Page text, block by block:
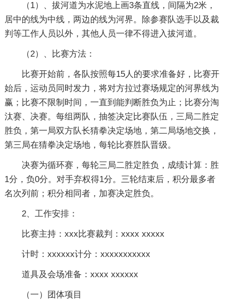
（1）、拔河道为水泥地上画3条直线，间隔为2米，
居中的线为中线，两边的线为河界。除参赛队选手以及裁
判等工作人员以外，其他人员一律不得进入拔河道。
（2）、比赛方法：
比赛开始前，各队按照每15人的要求准备好，比赛开
始后，运动员同时发力，将对方拉过赛场规定的河界线为
赢；比赛不限制时间，一直到能判断胜负为止；比赛分淘
汰赛、决赛。每组两队，抽签决定比赛队伍，三局二胜定
胜负，第一局双方队长猜拳决定场地，第二局场地交换，
第三局在猜拳决定场地，每轮比赛胜队晋级。
决赛为循环赛，每轮三局二胜定胜负，成绩计算：胜
1分，负0分。对手弃权得1分。三轮结束后，积分最多者
名次列前；积分相同者，加赛决定胜负。
2、工作安排：
比赛主持：xxx比赛裁判：xxxx xxxxx
计时：xxxxxx计分：xxxxxxxxxxx
道具及会场准备：xxxx xxxxxx
（一）团体项目